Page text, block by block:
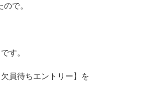
で。
す。
員待ちエントリー】を